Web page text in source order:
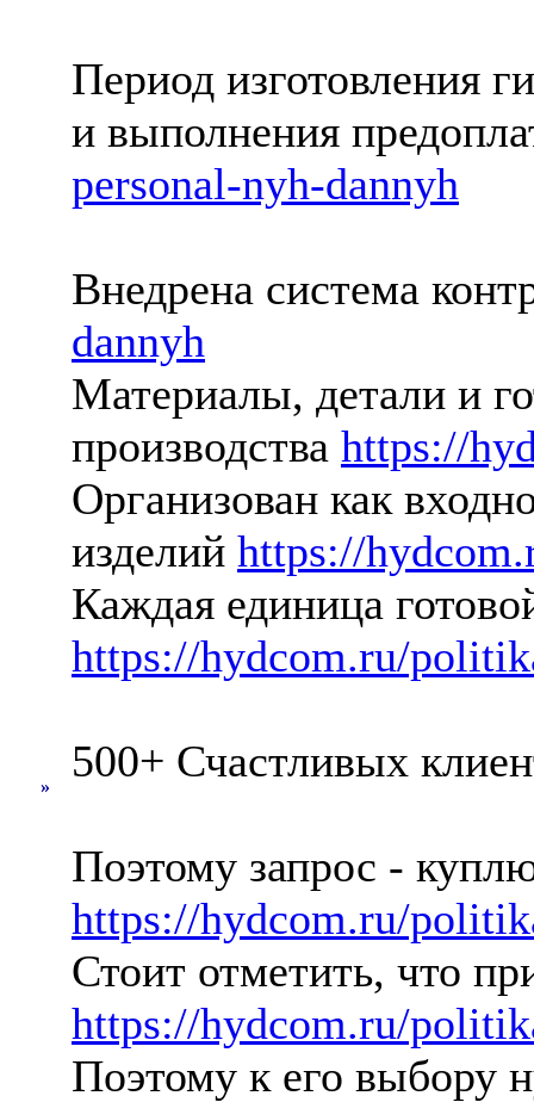
»
Период изготовления
и выполнения
personal-nyh-dannyh
Внедрена система
dannyh
Материалы, детали и
производства https://
Организован как
изделий https://
Каждая единица
https://hydcom.ru/
500+ Счастливых
Поэтому запрос -
https://hydcom.ru/
Стоит отметить, что
https://hydcom.ru/
Поэтому к его выбору